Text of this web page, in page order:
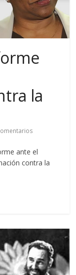
la
ante el
contra la